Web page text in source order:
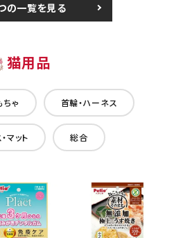
の一覧を見る
猫用品
ちゃ 首輪・ハーネス
マット 総合